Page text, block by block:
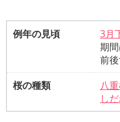
例年の見頃 3月
期
前
桜の種類
八
し